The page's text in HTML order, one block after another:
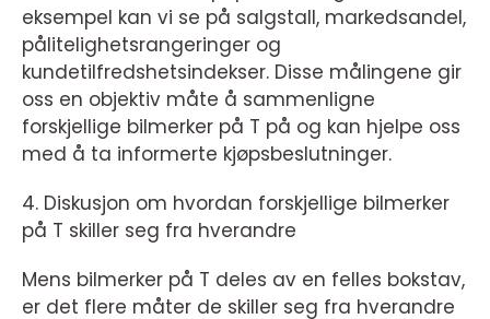
eksempel kan vi se på salgstall, markedsandel,
pålitelighetsrangeringer og
kundetilfredshetsindekser. Disse målingene gir
oss en objektiv måte å sammenligne
forskjellige bilmerker på T på og kan hjelpe oss
med å ta informerte kjøpsbeslutninger.
4. Diskusjon om hvordan forskjellige bilmerker
på T skiller seg fra hverandre
Mens bilmerker på T deles av en felles bokstav,
er det flere måter de skiller seg fra hverandre